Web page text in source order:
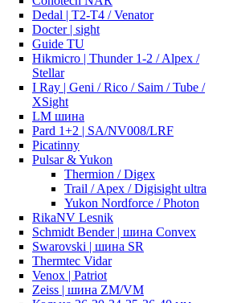
Dedal | T2-T4 / Venator
Docter | sight
Guide TU
Hikmicro | Thunder 1-2 / Alpex /
Stellar
I Ray | Geni / Rico / Saim / Tube /
XSight
LM шина
Pard 1+2 | SA/NV008/LRF
Picatinny
Pulsar & Yukon
Thermion / Digex
Trail / Apex / Digisight ultra
Yukon Nordforce / Photon
RikaNV Lesnik
Schmidt Bender | шина Convex
Swarovski | шина SR
Thermtec Vidar
Venox | Patriot
Zeiss | шина ZM/VM